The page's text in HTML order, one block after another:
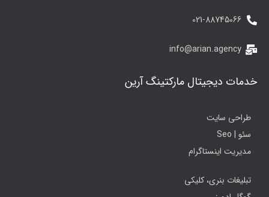
021-88745066
info@arian.agency
خدمات دیجیتال مارکتینگ آرین
طراحی سایت
سئو | Seo
مدیریت اینستاگرام
تبلیغات بنری، کلیکی